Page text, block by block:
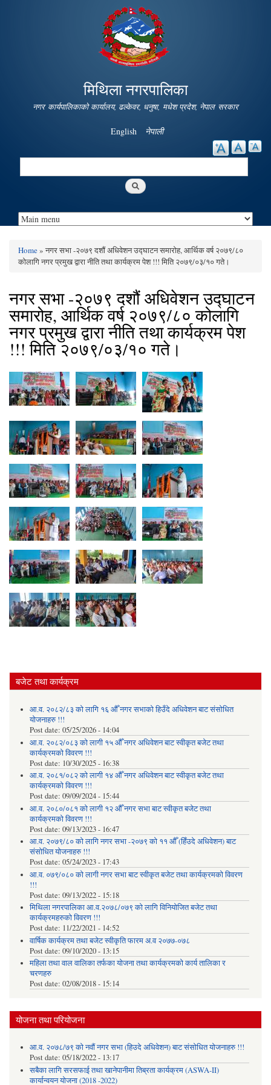
Skip to
main
content
मिथिला नगरपालिका
नगर कार्यपालिकाको कार्यालय, ढल्केवर, धनुषा, मधेश प्रदेश, नेपाल सरकार
English नेपाली
Search
You are here
Home» नगर सभा -२०७९ दशौं अधिवेशन उद्घाटन समारोह, आर्थिक वर्ष २०७९/८०
कोलागि नगर प्रमुख द्वारा नीति तथा कार्यक्रम पेश !!! मिति २०७९/०३/१० गते।
नगर सभा -२०७९ दशौं अधिवेशन उद्घाटन
समारोह, आर्थिक वर्ष २०७९/८० कोलागि
नगर प्रमुख द्वारा नीति तथा कार्यक्रम पेश
!!! मिति २०७९/०३/१० गते।
बजेट तथा कार्यक्रम
आ.व. २०८२/८३ को लागि १६ औँ नगर सभाको हिउँदे अधिवेशन बाट संसोधित
योजनाहरु !!!
Post date: 05/25/2026 - 14:04
आ.व. २०८२/०८३ को लागी १५ औँ नगर अधिवेशन बाट स्वीकृत बजेट तथा
कार्यक्रमको विवरण !!!
Post date: 10/30/2025 - 16:38
आ.व. २०८१/०८२ को लागी १४ औँ नगर अधिवेशन बाट स्वीकृत बजेट तथा
कार्यक्रमको विवरण !!!
Post date: 09/09/2024 - 15:44
आ.व. २०८०/०८१ को लागी १२ औँ नगर सभा बाट स्वीकृत बजेट तथा
कार्यक्रमको विवरण !!!
Post date: 09/13/2023 - 16:47
आ.व. २०७९/८० को लागि नगर सभा -२०७९ को ११ औँ (हिँउदे अधिवेशन) बाट
संसोधित योजनाहरु !!!
Post date: 05/24/2023 - 17:43
आ.व. ०७९/०८० को लागी नगर सभा बाट स्वीकृत बजेट तथा कार्यक्रमको विवरण
!!!
Post date: 09/13/2022 - 15:18
मिथिला नगरपालिका आ.व.२०७८/०७९ को लागि विनियोजित बजेट तथा
कार्यक्रमहरुको विवरण !!!
Post date: 11/22/2021 - 14:52
वार्षिक कार्यक्रम तथा बजेट स्वीकृति फारम अ.व २०७७-०७८
Post date: 09/10/2020 - 13:15
महिला तथा वाल वालिका तर्फका याेजना तथा कार्यक्रमकाे कार्य तालिका र
चरणहरु
Post date: 02/08/2018 - 15:14
योजना तथा परियोजना
आ.व. २०७८/७९ को नवौं नगर सभा (हिउदे अधिवेशन) बाट संसोधित योजनाहरु !!!
Post date: 05/18/2022 - 13:17
सबैका लागि सरसफाई तथा खानेपानीमा तिब्रता कार्यक्रम (ASWA-II)
कार्यान्वयन योजना (2018 -2022)